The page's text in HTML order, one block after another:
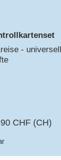
-
CHF (CH)